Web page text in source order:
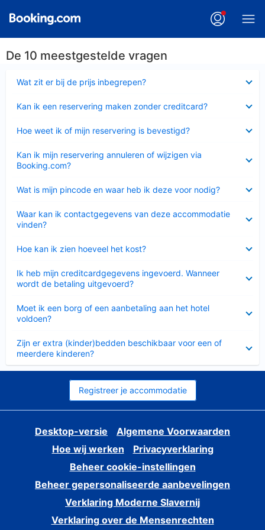
De 10 meestgestelde vragen
Wat zit er bij de prijs inbegrepen?
Kan ik een reservering maken zonder creditcard?
Hoe weet ik of mijn reservering is bevestigd?
Kan ik mijn reservering annuleren of wijzigen via
Booking.com?
Wat is mijn pincode en waar heb ik deze voor nodig?
Waar kan ik contactgegevens van deze accommodatie
vinden?
Hoe kan ik zien hoeveel het kost?
Ik heb mijn creditcardgegevens ingevoerd. Wanneer
wordt de betaling uitgevoerd?
Moet ik een borg of een aanbetaling aan het hotel
voldoen?
Zijn er extra (kinder)bedden beschikbaar voor een of
meerdere kinderen?
Registreer je accommodatie
Desktop-versie
Algemene Voorwaarden
Hoe wij werken
Privacyverklaring
Beheer cookie-instellingen
Beheer gepersonaliseerde aanbevelingen
Verklaring Moderne Slavernij
Verklaring over de Mensenrechten